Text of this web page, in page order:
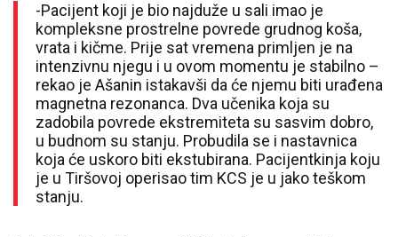
-Pacijent koji je bio najduže u sali imao je
kompleksne prostrelne povrede grudnog koša,
vrata i kičme. Prije sat vremena primljen je na
intenzivnu njegu i u ovom momentu je stabilno –
rekao je Ašanin istakavši da će njemu biti urađena
magnetna rezonanca. Dva učenika koja su
zadobila povrede ekstremiteta su sasvim dobro,
u budnom su stanju. Probudila se i nastavnica
koja će uskoro biti ekstubirana. Pacijentkinja koju
je u Tiršovoj operisao tim KCS je u jako teškom
stanju.